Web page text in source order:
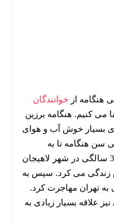
هنگامه از خوانندگان
کنیم. هنگامه برزین
شهر های بسیار خوش آب و هوای
سن هنگامه تا به
امروز57 سال می باشد. وی تا سن 3 سالگی در شهر لاهیجان
زندگی می کرد. سپس به
خود در سن 3 سالگی به تهران مهاجرت کرد.
علاقه بسیار زیادی به